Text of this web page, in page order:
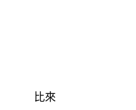
比來